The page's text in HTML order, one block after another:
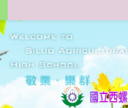
轉
至
要
容